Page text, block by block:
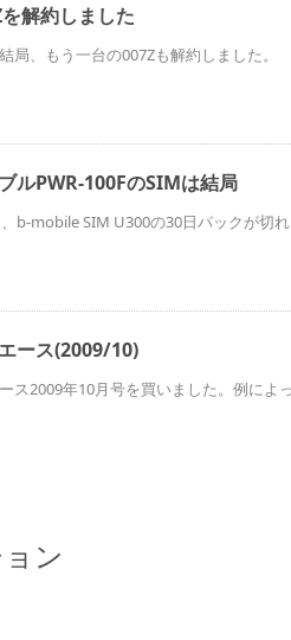
解約しました
局、もう一台の007Zも解約しました。
ルPWR-100FのSIMは結局
b-mobile SIM U300の30日パックが切
ース(2009/10)
ス2009年10月号を買いました。例によ
ン